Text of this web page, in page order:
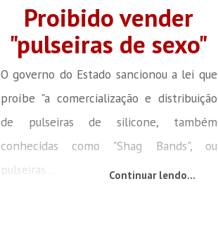
Proibido vender
"pulseiras de sexo"
O governo do Estado sancionou a lei que
proíbe "a comercialização e distribuição
de pulseiras de silicone, também
conhecidas como "Shag Bands", ou
pulseiras...
Continuar lendo...